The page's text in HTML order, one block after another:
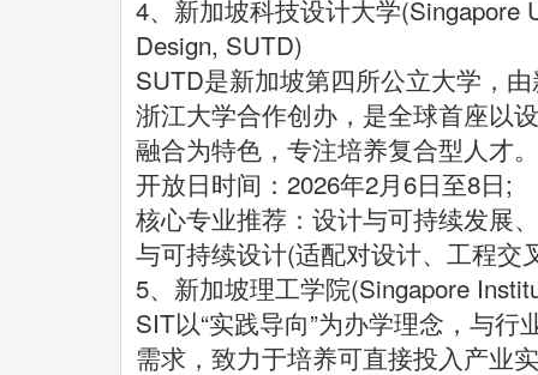
4、新加坡科技设计大学(Singapore
Design, SUTD)
SUTD是新加坡第四所公立大学，
浙江大学合作创办，是全球首座以
融合为特色，专注培养复合型人才。
开放日时间：2026年2月6日至8日;
核心专业推荐：设计与可持续发展
与可持续设计(适配对设计、工程交
5、新加坡理工学院(Singapore
SIT以“实践导向”为办学理念，与
需求，致力于培养可直接投入产业